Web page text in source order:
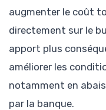
augmenter le coût
directement sur le
apport plus
améliorer les
notamment en
par la banque.